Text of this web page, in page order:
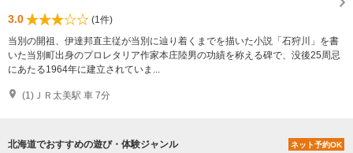
3.0
(1件)
当別の開祖、伊達邦直主従が当別に辿り着くまでを描いた小説「石狩川」を書
いた当別町出身のプロレタリア作家本庄陸男の功績を称える碑で、没後25周忌
にあたる1964年に建立されていま...
(1)ＪＲ太美駅 車 7分
北海道でおすすめの遊び・体験ジャンル ネット予約OK